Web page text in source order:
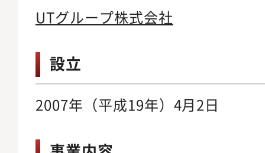
UTグループ株式会社
設立
2007年（平成19年）4月2日